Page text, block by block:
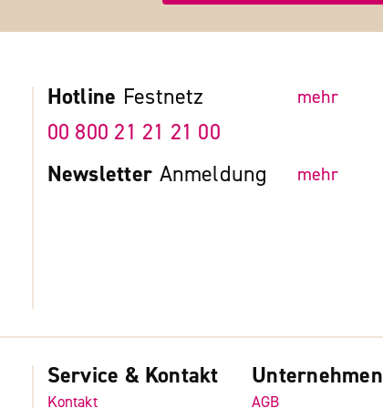
Hotline Festnetz mehr
00 800 21 21 21 00
Newsletter Anmeldung mehr
Service & Kontakt
Kontakt
Unternehmen
AGB